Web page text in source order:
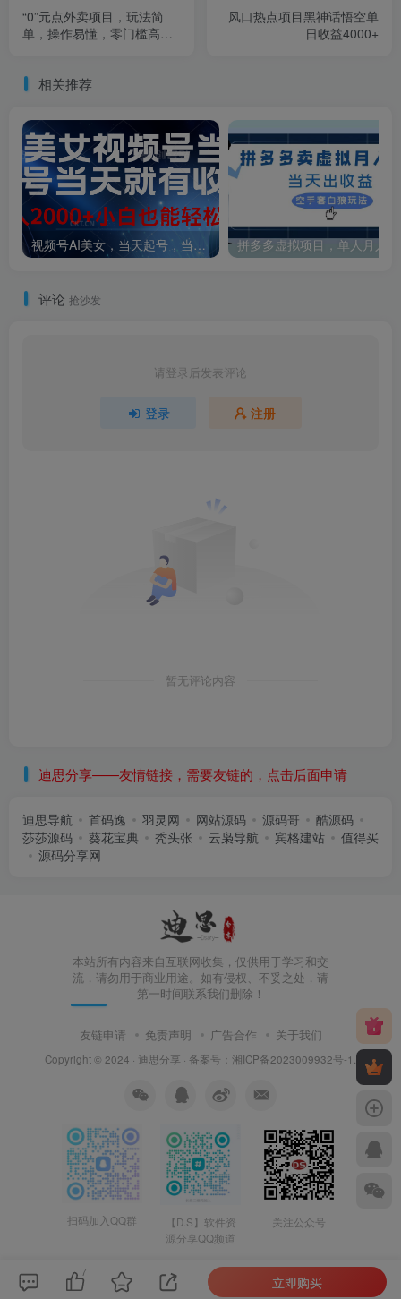
“0”元点外卖项目，玩法简
单，操作易懂，零门槛高收
风口热点项目黑神话悟空单
日收益4000+
相关推荐
视频号AI美女，当天起号，当天就能见收益，轻松日入2000+
评论 抢沙发
请登录后发表评论
登录 注册
暂无评论内容
迪思分享——友情链接，需要友链的，点击后面申请
迪思导航 首码逸 羽灵网 网站源码 源码哥
酷源码
莎莎源码
葵花宝典 秃头张 云枭导航 宾格建站
值得买
源码分享网
本站所有内容来自互联网收集，仅供用于学习和交
流，请勿用于商业用途。如有侵权、不妥之处，请
第一时间联系我们删除！
友链申请 免责声明 广告合作 关于我们
Copyright © 2024 · 迪思分享 · 备案号： 湘ICP备2023009932号-1
扫码加入QQ群
【D.S】软件资
源分享QQ频道
关注公众号
7
立即购买